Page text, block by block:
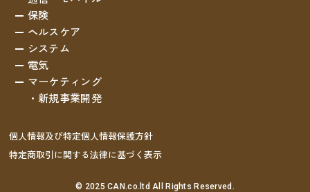
保険
ヘルスケア
システム
電気
マーケティング
・新規事業開発
個人情報及び特定個人情報保護方針
特定商取引に関する法律に基づく表示
© 2025 CAN.co.ltd All Rights Reserved.